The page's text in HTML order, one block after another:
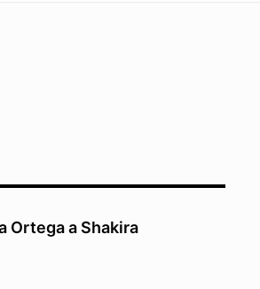
Ortega a Shakira